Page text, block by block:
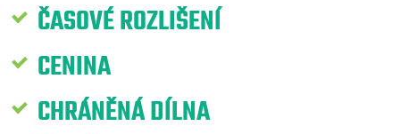
ČASOVÉ ROZLIŠENÍ
CENINA
CHRÁNĚNÁ DÍLNA